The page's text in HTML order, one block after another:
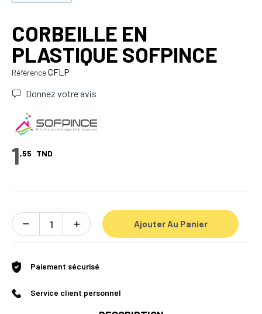
CORBEILLE EN
PLASTIQUE SOFPINCE
RéférenceCFLP
Donnez votre avis
1,55 TND
Ajouter Au Panier
Paiement sécurisé
Service client personnel